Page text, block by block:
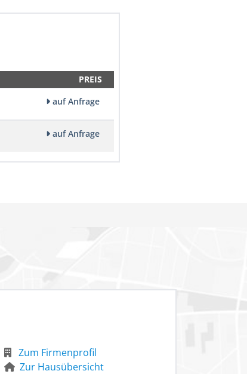
PREIS
auf Anfrage
auf Anfrage
Zum Firmenprofil
Zur Hausübersicht